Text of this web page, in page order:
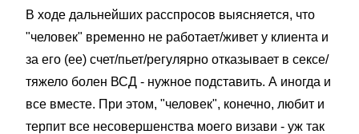
В ходе дальнейших расспросов выясняется, что
"человек" временно не работает/живет у клиента и
за его (ее) счет/пьет/регулярно отказывает в сексе/
тяжело болен ВСД - нужное подставить. А иногда и
все вместе. При этом, "человек", конечно, любит и
терпит все несовершенства моего визави - уж так